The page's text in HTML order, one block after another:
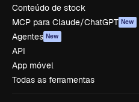
Conteúdo de stock
MCP para Claude/ChatGPT New
Agentes New
API
App móvel
Todas as ferramentas